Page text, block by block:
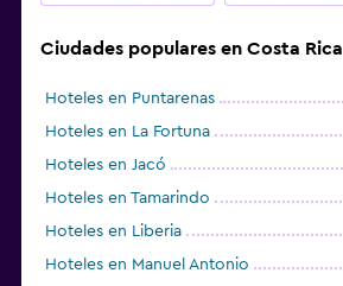
Ciudades populares en Costa Rica
Hoteles en Puntarenas
Hoteles en La Fortuna
Hoteles en Jacó
Hoteles en Tamarindo
Hoteles en Liberia
Hoteles en Manuel Antonio